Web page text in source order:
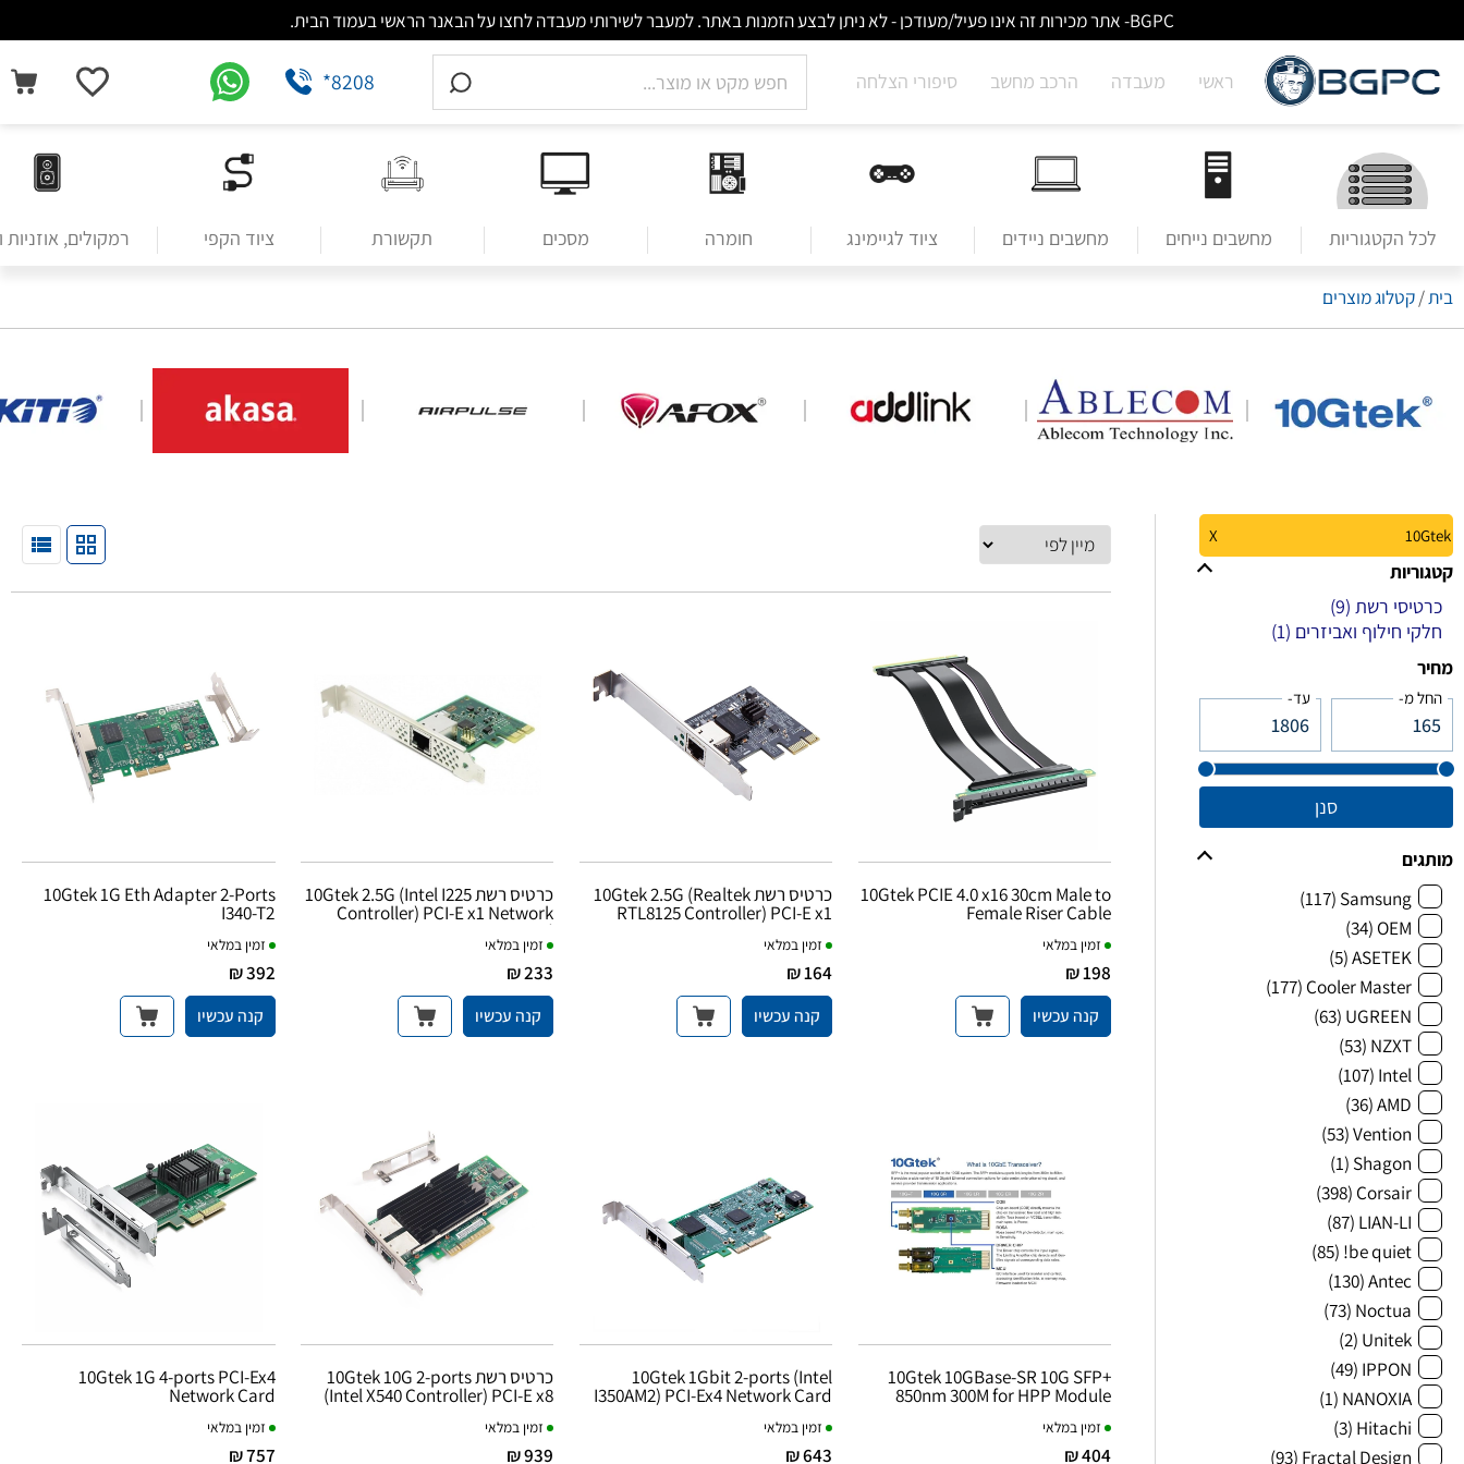
BGPC- אתר מכירות זה אינו פעיל/מעודכן - לא ניתן לבצע הזמנות באתר. למעבר לשירותי מעבדה לחצו על הבאנר הראשי בעמוד הבית.
ראשי מעבדה הרכב מחשב סיפורי הצלחה *8208
לכל הקטגוריות מחשבים נייחים מחשבים ניידים ציוד לגיימינג חומרה מסכים תקשורת ציוד הקפי רמקולים,
בית/קטלוג מוצרים
10Gtek
X
קטגוריות
כרטיסי רשת (9)
חלקי חילוף ואביזרים (1)
מחיר
החל מ- עד-
סנן
מותגים
Samsung
(117)
OEM
(34)
ASETEK
(5)
Cooler Master
(177)
UGREEN
(63)
NZXT
(53)
Intel
(107)
AMD
(36)
Vention
(53)
Shagon
(1)
Corsair
(398)
LIAN-LI
(87)
be quiet!
(85)
Antec
(130)
Noctua
(73)
Unitek
(2)
IPPON
(49)
NANOXIA
(1)
Hitachi
(3)
Fractal Design
(93)
10Gtek PCIE 4.0 x16 30cm Male to
Female Riser Cable
זמין במלאי
198 ₪
קנה עכשיו
כרטיס רשת 10Gtek 2.5G (Realtek
RTL8125 Controller) PCI-E x1
זמין במלאי
164 ₪
קנה עכשיו
כרטיס רשת 10Gtek 2.5G (Intel I225
Controller) PCI-E x1 Network
Card
זמין במלאי
233 ₪
קנה עכשיו
10Gtek 1G Eth Adapter 2-Ports
I340-T2
זמין במלאי
392 ₪
קנה עכשיו
10Gtek 10GBase-SR 10G SFP+
850nm 300M for HPP Module
זמין במלאי
404 ₪
10Gtek 1Gbit 2-ports (Intel
I350AM2) PCI-Ex4 Network Card
זמין במלאי
643 ₪
כרטיס רשת 10Gtek 10G 2-ports
(Intel X540 Controller) PCI-E x8
זמין במלאי
939 ₪
10Gtek 1G 4-ports PCI-Ex4
Network Card
זמין במלאי
757 ₪